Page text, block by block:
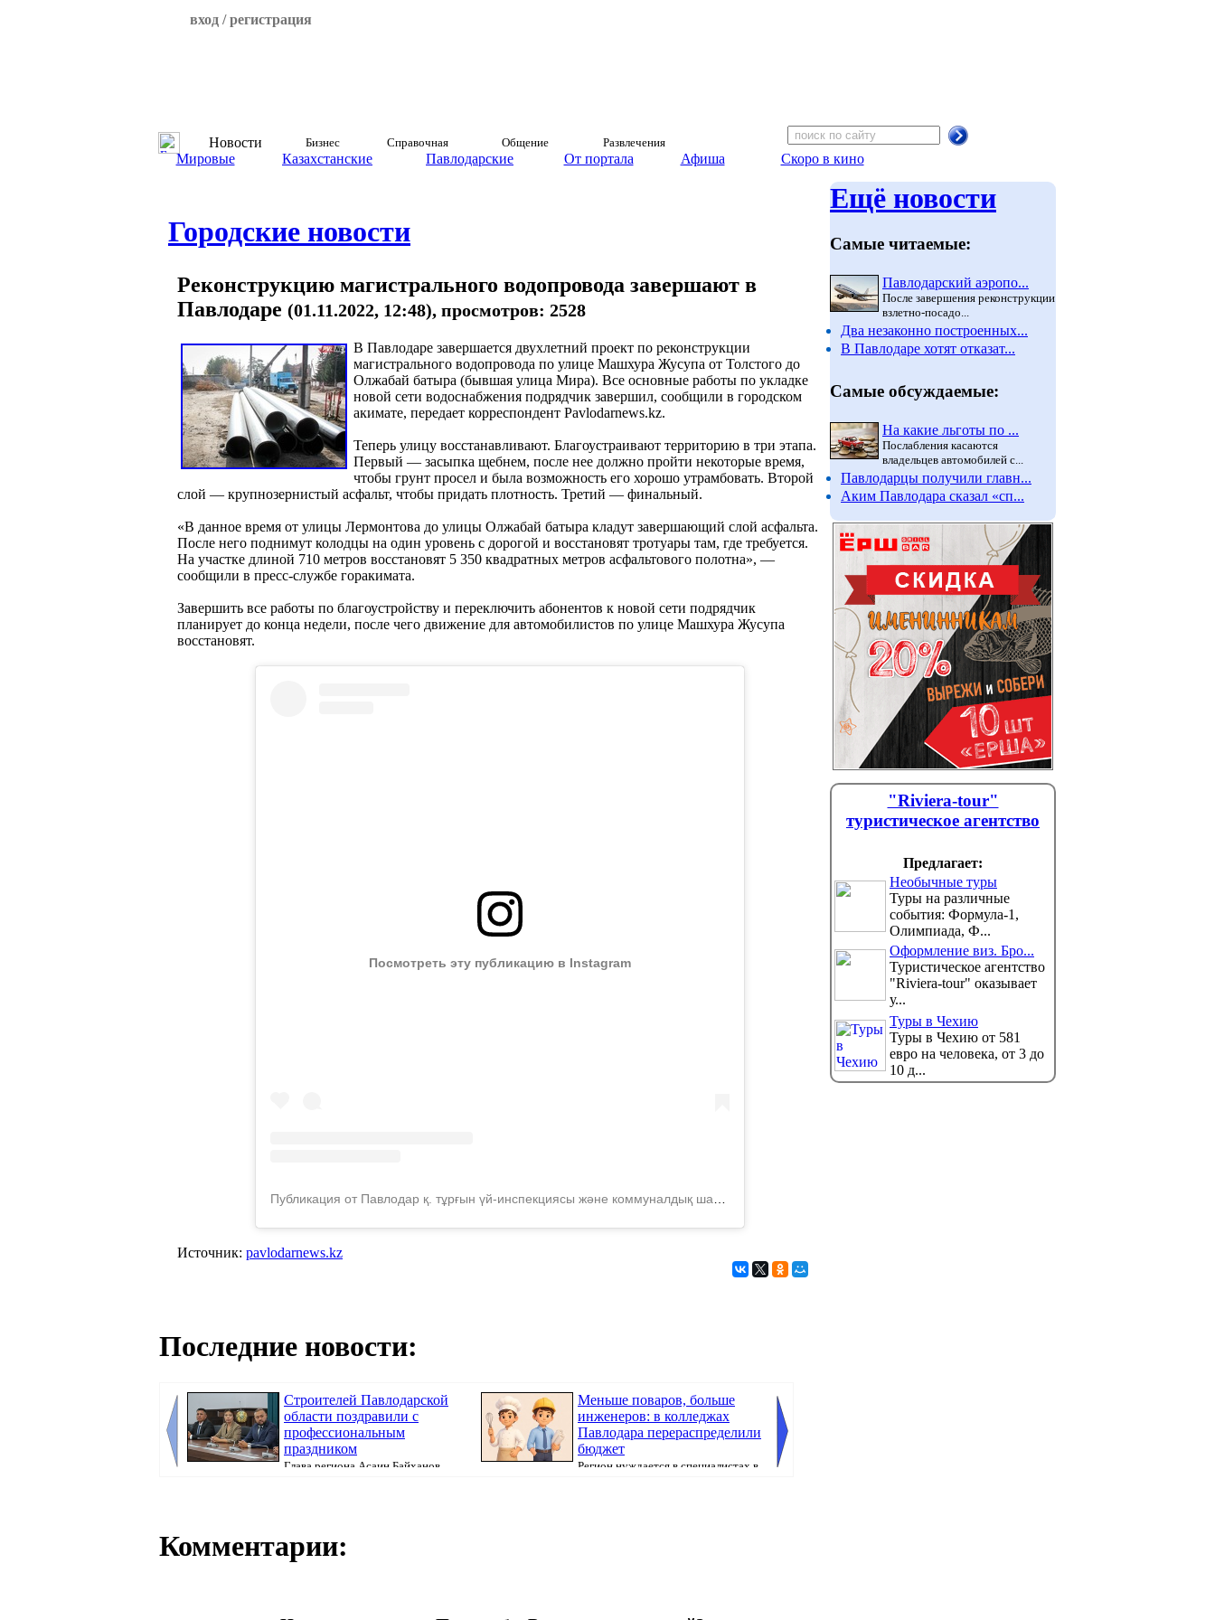
вход / регистрация
Новости Бизнес Справочная Общение Развлечения
Мировые Казахстанские Павлодарские От портала Афиша Скоро в кино
Городские новости
Реконструкцию магистрального водопровода завершают в
Павлодаре (01.11.2022, 12:48), просмотров: 2528
В Павлодаре завершается двухлетний проект по реконструкции
магистрального водопровода по улице Машхура Жусупа от Толстого до
Олжабай батыра (бывшая улица Мира). Все основные работы по укладке
новой сети водоснабжения подрядчик завершил, сообщили в городском
акимате, передает корреспондент Pavlodarnews.kz.
Теперь улицу восстанавливают. Благоустраивают территорию в три этапа.
Первый — засыпка щебнем, после нее должно пройти некоторые время,
чтобы грунт просел и была возможность его хорошо утрамбовать. Второй
слой — крупнозернистый асфальт, чтобы придать плотность. Третий — финальный.
«В данное время от улицы Лермонтова до улицы Олжабай батыра кладут завершающий слой асфальта.
После него поднимут колодцы на один уровень с дорогой и восстановят тротуары там, где требуется.
На участке длиной 710 метров восстановят 5 350 квадратных метров асфальтового полотна», —
сообщили в пресс-службе горакимата.
Завершить все работы по благоустройству и переключить абонентов к новой сети подрядчик
планирует до конца недели, после чего движение для автомобилистов по улице Машхура Жусупа
восстановят.
Посмотреть эту публикацию в Instagram
Публикация от Павлодар қ. тұрғын үй-инспекциясы және коммуналдық шаруашылық (@zhil.inspektsiya)
Источник: pavlodarnews.kz
Последние новости:
Строителей Павлодарской
области поздравили с
профессиональным
праздником
Глава региона Асаин Байханов
Меньше поваров, больше
инженеров: в колледжах
Павлодара перераспределили
бюджет
Регион нуждается в специалистах в
Комментарии:
Ещё новости
Самые читаемые:
Павлодарский аэропо...
После завершения реконструкции
взлетно-посадо...
Два незаконно построенных...
В Павлодаре хотят отказат...
Самые обсуждаемые:
На какие льготы по ...
Послабления касаются
владельцев автомобилей с...
Павлодарцы получили главн...
Аким Павлодара сказал «сп...
"Riviera-tour"
туристическое агентство
Предлагает:
Необычные туры
Туры на различные
события: Формула-1,
Олимпиада, Ф...
Оформление виз. Бро...
Туристическое агентство
"Riviera-tour" оказывает
у...
Туры в Чехию
Туры в Чехию от 581
евро на человека, от 3 до
10 д...